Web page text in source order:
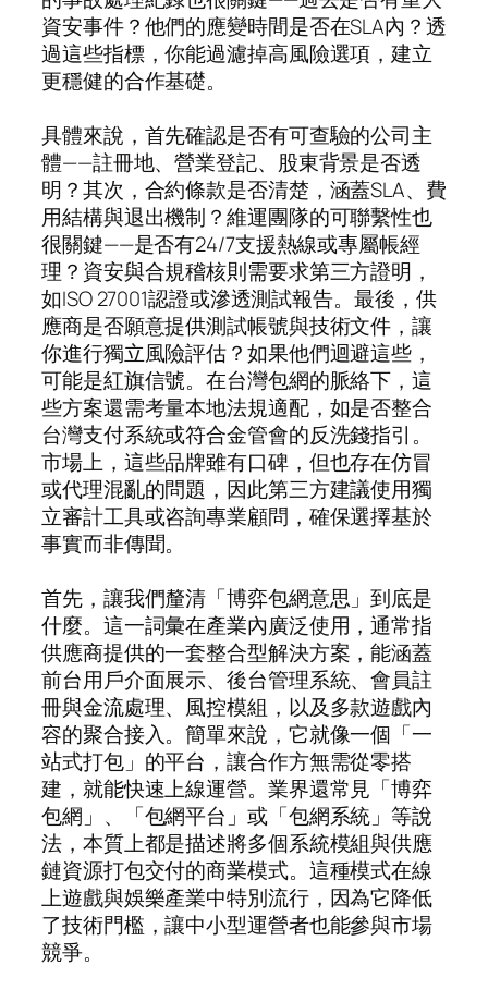
資安事件？他們的應變時間是否在SLA內？透
過這些指標，你能過濾掉高風險選項，建立
更穩健的合作基礎。
具體來說，首先確認是否有可查驗的公司主
體——註冊地、營業登記、股東背景是否透
明？其次，合約條款是否清楚，涵蓋SLA、費
用結構與退出機制？維運團隊的可聯繫性也
很關鍵——是否有24/7支援熱線或專屬帳經
理？資安與合規稽核則需要求第三方證明，
如ISO 27001認證或滲透測試報告。最後，供
應商是否願意提供測試帳號與技術文件，讓
你進行獨立風險評估？如果他們迴避這些，
可能是紅旗信號。在台灣包網的脈絡下，這
些方案還需考量本地法規適配，如是否整合
台灣支付系統或符合金管會的反洗錢指引。
市場上，這些品牌雖有口碑，但也存在仿冒
或代理混亂的問題，因此第三方建議使用獨
立審計工具或咨詢專業顧問，確保選擇基於
事實而非傳聞。
首先，讓我們釐清「博弈包網意思」到底是
什麼。這一詞彙在產業內廣泛使用，通常指
供應商提供的一套整合型解決方案，能涵蓋
前台用戶介面展示、後台管理系統、會員註
冊與金流處理、風控模組，以及多款遊戲內
容的聚合接入。簡單來說，它就像一個「一
站式打包」的平台，讓合作方無需從零搭
建，就能快速上線運營。業界還常見「博弈
包網」、「包網平台」或「包網系統」等說
法，本質上都是描述將多個系統模組與供應
鏈資源打包交付的商業模式。這種模式在線
上遊戲與娛樂產業中特別流行，因為它降低
了技術門檻，讓中小型運營者也能參與市場
競爭。